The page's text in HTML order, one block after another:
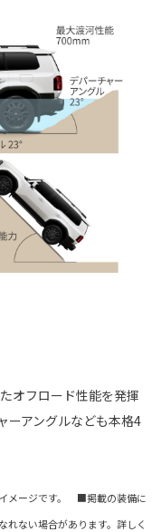
オフロード性能を発揮
ーアングルなども本格4
メージです。 ■掲載の装備に
れない場合があります。詳しく